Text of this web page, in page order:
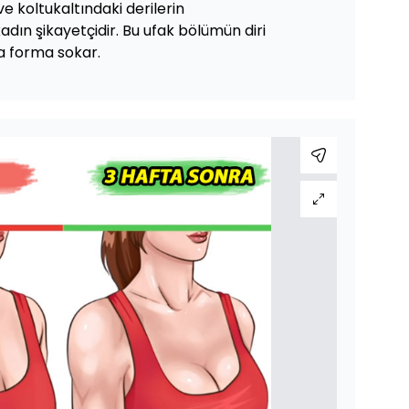
koltukaltındaki derilerin
şikayetçidir. Bu ufak bölümün diri
forma sokar.